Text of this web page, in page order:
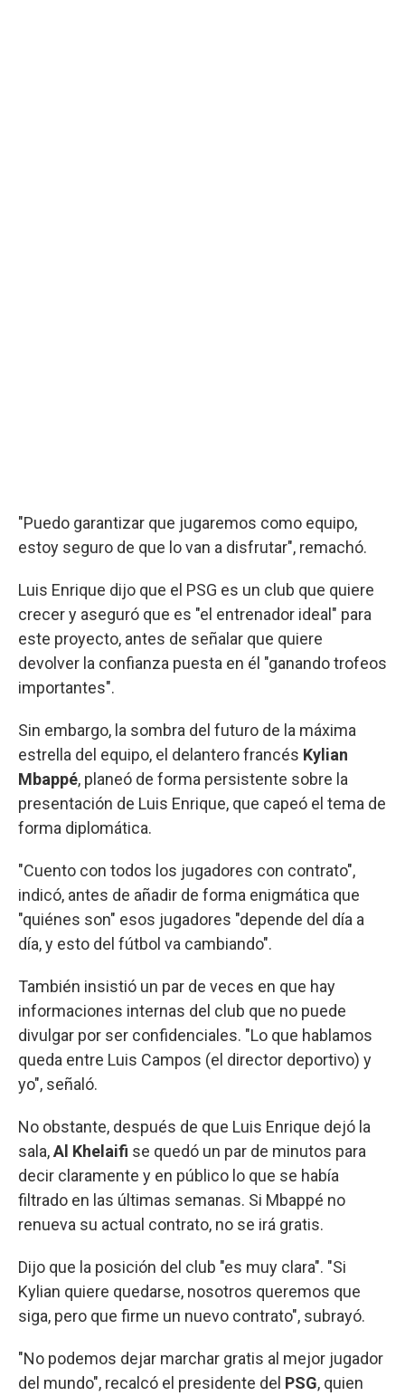
"Puedo garantizar que jugaremos como equipo,
estoy seguro de que lo van a disfrutar", remachó.
Luis Enrique dijo que el PSG es un club que quiere
crecer y aseguró que es "el entrenador ideal" para
este proyecto, antes de señalar que quiere
devolver la confianza puesta en él "ganando trofeos
importantes".
Sin embargo, la sombra del futuro de la máxima
estrella del equipo, el delantero francés Kylian
Mbappé, planeó de forma persistente sobre la
presentación de Luis Enrique, que capeó el tema de
forma diplomática.
"Cuento con todos los jugadores con contrato",
indicó, antes de añadir de forma enigmática que
"quiénes son" esos jugadores "depende del día a
día, y esto del fútbol va cambiando".
También insistió un par de veces en que hay
informaciones internas del club que no puede
divulgar por ser confidenciales. "Lo que hablamos
queda entre Luis Campos (el director deportivo) y
yo", señaló.
No obstante, después de que Luis Enrique dejó la
sala,Al Khelaifi se quedó un par de minutos para
decir claramente y en público lo que se había
filtrado en las últimas semanas. Si Mbappé no
renueva su actual contrato, no se irá gratis.
Dijo que la posición del club "es muy clara". "Si
Kylian quiere quedarse, nosotros queremos que
siga, pero que firme un nuevo contrato", subrayó.
"No podemos dejar marchar gratis al mejor jugador
del mundo", recalcó el presidente del PSG, quien